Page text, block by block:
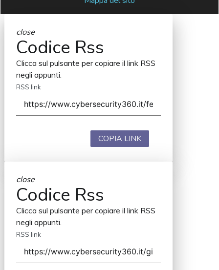
close
Codice Rss
Clicca sul pulsante per copiare il link RSS
negli appunti.
RSS link
COPIA LINK
close
Codice Rss
Clicca sul pulsante per copiare il link RSS
negli appunti.
RSS link